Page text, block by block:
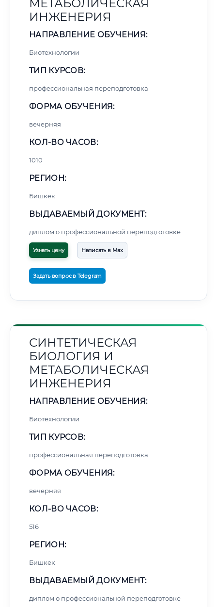
МЕТАБОЛИЧЕСКАЯ
ИНЖЕНЕРИЯ
НАПРАВЛЕНИЕ ОБУЧЕНИЯ:
Биотехнологии
ТИП КУРСОВ:
профессиональная переподготовка
ФОРМА ОБУЧЕНИЯ:
вечерняя
КОЛ-ВО ЧАСОВ:
1010
РЕГИОН:
Бишкек
ВЫДАВАЕМЫЙ ДОКУМЕНТ:
диплом о профессиональной переподготовке
Узнать цену Написать в Max
Задать вопрос в Telegram
СИНТЕТИЧЕСКАЯ
БИОЛОГИЯ И
МЕТАБОЛИЧЕСКАЯ
ИНЖЕНЕРИЯ
НАПРАВЛЕНИЕ ОБУЧЕНИЯ:
Биотехнологии
ТИП КУРСОВ:
профессиональная переподготовка
ФОРМА ОБУЧЕНИЯ:
вечерняя
КОЛ-ВО ЧАСОВ:
516
РЕГИОН:
Бишкек
ВЫДАВАЕМЫЙ ДОКУМЕНТ:
диплом о профессиональной переподготовке